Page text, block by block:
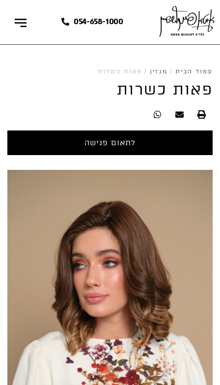
054-658-1000
עמוד הבית/ מגזין/ פאות כשרות
פאות כשרות
לתאום פגישה